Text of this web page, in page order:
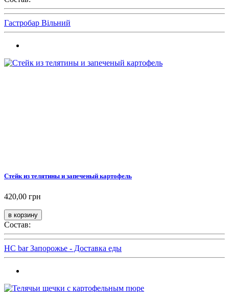
Гастробар Вільний
Стейк из телятины и запеченый картофель
420,00 грн
Состав:
HC bar Запорожье - Доставка еды